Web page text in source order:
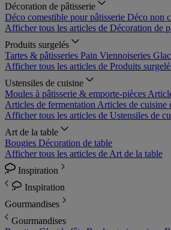
Décoration de pâtisserie
Déco comestible pour pâtisserie Déco non
Afficher tous les articles de Décoration de
Produits surgelés
Tartes & pâtisseries Pain Viennoiseries
Afficher tous les articles de Produits
Ustensiles de cuisine
Moules à pâtisserie & emporte-pièces
Articles de fermentation Articles de cuisine
Afficher tous les articles de Ustensiles de
Art de la table
Bougies Décoration de table
Afficher tous les articles de Art de la table
Inspiration
Inspiration
Gourmandises
Gourmandises